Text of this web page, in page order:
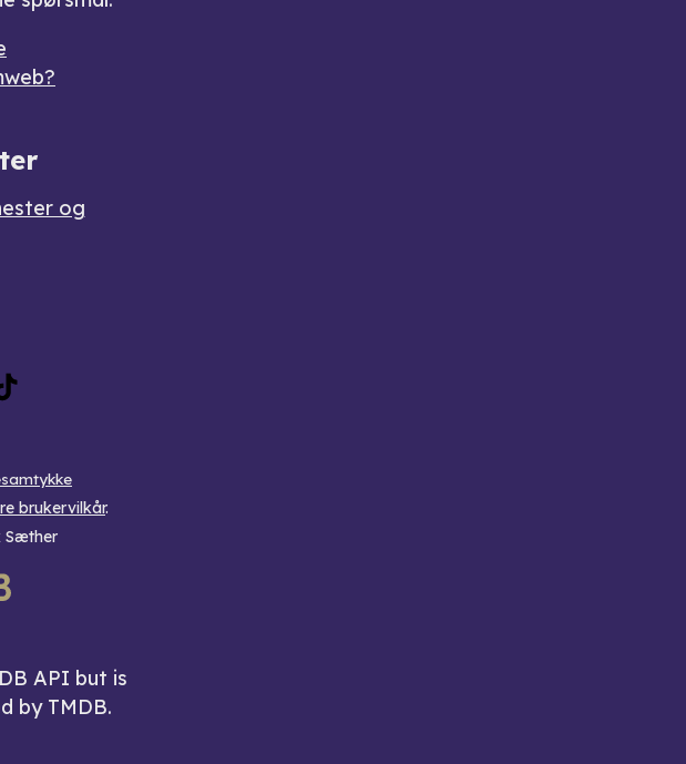
og
brukervilkår.
Sæther
API but is
by TMDB.